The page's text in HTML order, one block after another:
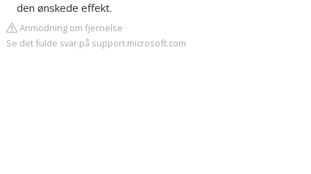
den ønskede effekt.
Anmodning om fjernelse
Se det fulde svar på support.microsoft.com